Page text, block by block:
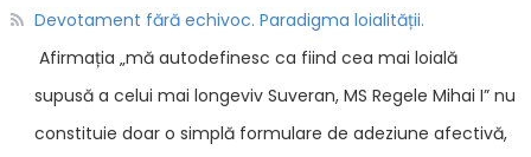
Devotament fără echivoc. Paradigma loialității.
Afirmația „mă autodefinesc ca fiind cea mai loială
supusă a celui mai longeviv Suveran, MS Regele Mihai I” nu
constituie doar o simplă formulare de adeziune afectivă,